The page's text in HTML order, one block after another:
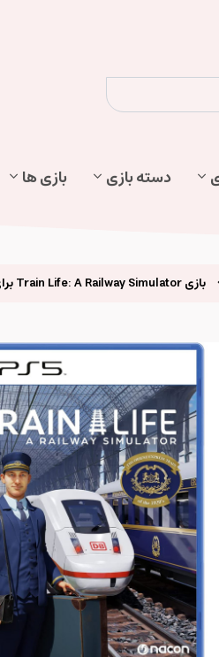
دسته بازی بازی ها
بازی Train Life: A Railway Simulator برای ps5